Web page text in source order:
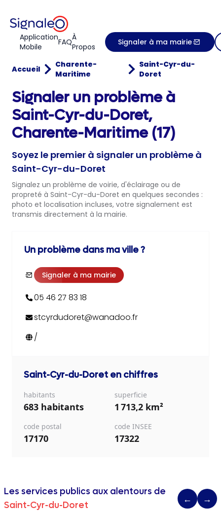
Application
Mobile
FAQÀ
Propos
Signaler à ma mairie
Accueil
Charente-
Maritime
Saint-Cyr-du-
Doret
Signaler un problème à
Saint-Cyr-du-Doret,
Charente-Maritime (17)
Soyez le premier à signaler un problème à
Saint-Cyr-du-Doret
Signalez un problème de voirie, d'éclairage ou de
propreté à Saint-Cyr-du-Doret en quelques secondes :
photo et localisation incluses, votre signalement est
transmis directement à la mairie.
Un problème dans ma ville ?
Signaler à ma mairie
05 46 27 83 18
stcyrdudoret@wanadoo.fr
/
Saint-Cyr-du-Doret en chiffres
habitants
683 habitants
superficie
1 713,2 km²
code postal
17170
code INSEE
17322
Les services publics aux alentours de
Saint-Cyr-du-Doret
← →